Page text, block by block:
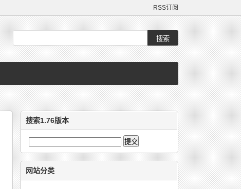
RSS订阅
搜索1.76版本
网站分类